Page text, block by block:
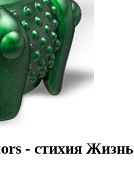
- стихия Жизнь